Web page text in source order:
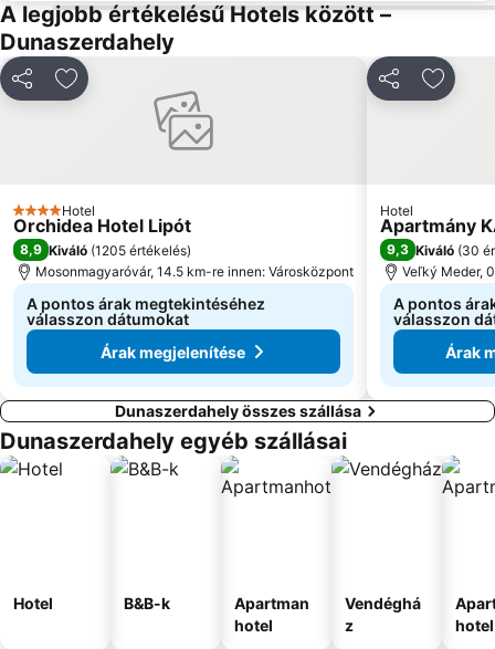
A legjobb értékelésű Hotels között –
Dunaszerdahely
MegosztásHozzáadás a kedvencekhez
4 Kategória
Hotel
Orchidea Hotel Lipót
8,9 Kiváló (1205 értékelés)
Mosonmagyaróvár, 14.5 km-re innen: Városközpont
A pontos árak megtekintéséhez
válasszon dátumokat
Árak megjelenítése
Megosztás
Hotel
Apartmány
9,3 Kiváló (30
Veľký Meder,
A pontos
válasszon
Árak
Dunaszerdahely összes szállása
Dunaszerdahely egyéb szállásai
Hotel B&B-k
Apartman
hotel
Vendéghá
z
hotel